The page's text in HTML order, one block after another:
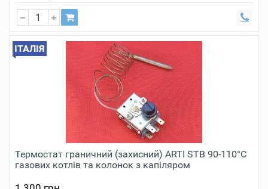
ІТАЛІЯ
Термостат граничний (захисний) ARTI STB 90-110°C
газових котлів та колонок з капіляром